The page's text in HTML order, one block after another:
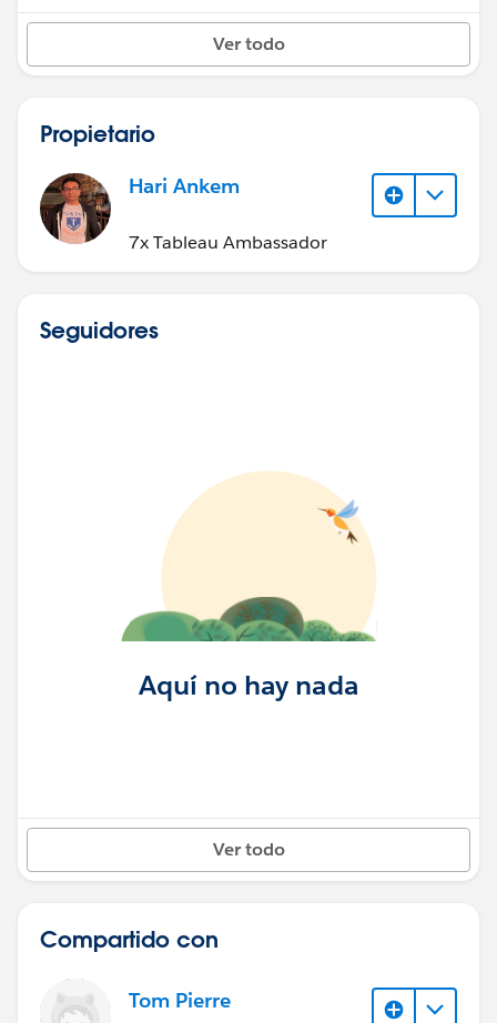
Ver todo
Propietario
Hari Ankem
7x Tableau Ambassador
Seguidores
Aquí no hay nada
Ver todo
Compartido con
Tom Pierre